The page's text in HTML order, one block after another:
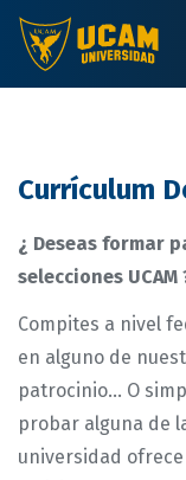
Pasar
contenido
principal
Currículum
¿ Deseas formar
selecciones UCAM
Compites a nivel
en alguno de
patrocinio... O
probar alguna de
universidad